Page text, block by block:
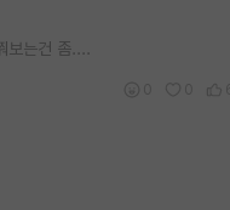
는건 좀....